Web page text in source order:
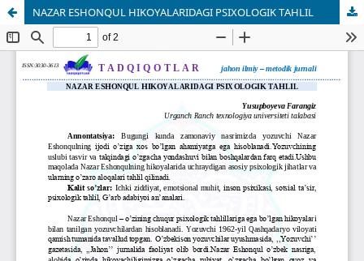
NAZAR ESHONQUL HIKOYALARIDAGI PSIXOLOGIK TAHLIL